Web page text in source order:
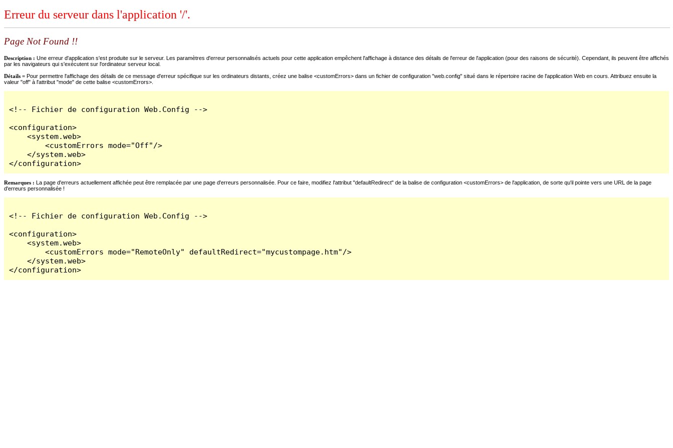
Erreur du serveur dans l'application '/'.
Page Not Found !!
Description : Une erreur d'application s'est produite sur le serveur. Les paramètres d'erreur personnalisés actuels pour cette application empêchent l'affichage à distance des détails de l'erreur de l'application (pour des raisons de sécurité). Cependant, ils peuvent être affichés
par les navigateurs qui s'exécutent sur l'ordinateur serveur local.
Détails = Pour permettre l'affichage des détails de ce message d'erreur spécifique sur les ordinateurs distants, créez une balise <customErrors> dans un fichier de configuration "web.config" situé dans le répertoire racine de l'application Web en cours. Attribuez ensuite la
valeur "off" à l'attribut "mode" de cette balise <customErrors>.
<!-- Fichier de configuration Web.Config -->
<configuration>
    <system.web>
        <customErrors mode="Off"/>
    </system.web>
</configuration>
Remarques : La page d'erreurs actuellement affichée peut être remplacée par une page d'erreurs personnalisée. Pour ce faire, modifiez l'attribut "defaultRedirect" de la balise de configuration <customErrors> de l'application, de sorte qu'il pointe vers une URL de la page
d'erreurs personnalisée !
<!-- Fichier de configuration Web.Config -->
<configuration>
    <system.web>
        <customErrors mode="RemoteOnly" defaultRedirect="mycustompage.htm"/>
    </system.web>
</configuration>